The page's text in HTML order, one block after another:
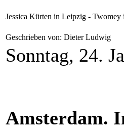
Jessica Kürten in Leipzig - Twomey
Geschrieben von: Dieter Ludwig
Sonntag, 24.
Amsterdam.